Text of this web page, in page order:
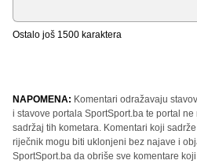
Ostalo još 1500 karaktera
NAPOMENA: Komentari odražavaju
i stavove portala SportSport.ba te portal
sadržaj tih kometara. Komentari koji
riječnik mogu biti uklonjeni bez najave i
SportSport.ba da obriše sve komentare